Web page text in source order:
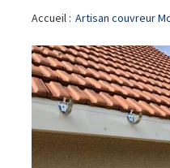
Accueil : Artisan couvreur